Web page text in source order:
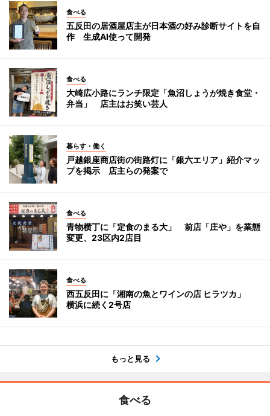
食べる
五反田の居酒屋店主が日本酒の好み診断サイトを自
作 生成AI使って開発
食べる
大崎広小路にランチ限定「魚沼しょうが焼き食堂・
弁当」 店主はお笑い芸人
暮らす・働く
戸越銀座商店街の街路灯に「銀六エリア」紹介マッ
プを掲示 店主らの発案で
食べる
青物横丁に「定食のまる大」 前店「庄や」を業態
変更、23区内2店目
食べる
西五反田に「湘南の魚とワインの店 ヒラツカ」
横浜に続く2号店
もっと見る
食べる